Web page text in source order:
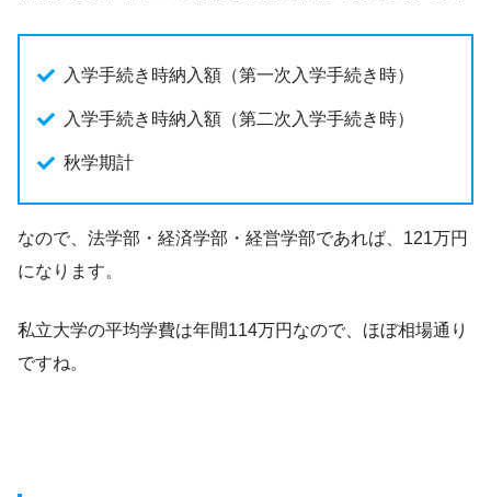
入学手続き時納入額（第一次入学手続き時）
入学手続き時納入額（第二次入学手続き時）
秋学期計
なので、法学部・経済学部・経営学部であれば、121万円
になります。
私立大学の平均学費は年間114万円なので、ほぼ相場通り
ですね。